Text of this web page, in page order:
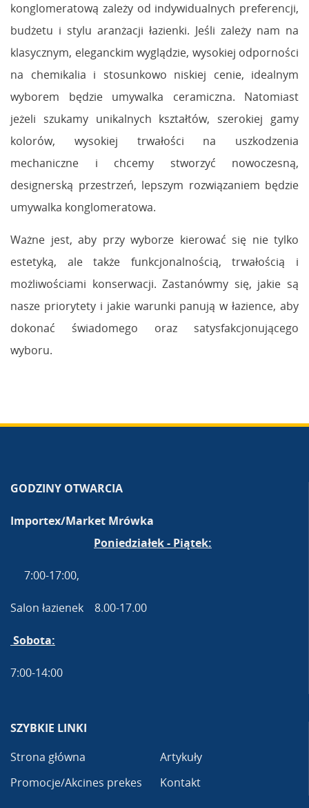
konglomeratową zależy od indywidualnych preferencji,
budżetu i stylu aranżacji łazienki. Jeśli zależy nam na
klasycznym, eleganckim wyglądzie, wysokiej odporności
na chemikalia i stosunkowo niskiej cenie, idealnym
wyborem będzie umywalka ceramiczna. Natomiast
jeżeli szukamy unikalnych kształtów, szerokiej gamy
kolorów, wysokiej trwałości na uszkodzenia
mechaniczne i chcemy stworzyć nowoczesną,
designerską przestrzeń, lepszym rozwiązaniem będzie
umywalka konglomeratowa.
Ważne jest, aby przy wyborze kierować się nie tylko
estetyką, ale także funkcjonalnością, trwałością i
możliwościami konserwacji. Zastanówmy się, jakie są
nasze priorytety i jakie warunki panują w łazience, aby
dokonać świadomego oraz satysfakcjonującego
wyboru.
GODZINY OTWARCIA
Importex/Market Mrówka
Poniedziałek - Piątek:
7:00-17:00,
Salon łazienek 8.00-17.00
Sobota:
7:00-14:00
SZYBKIE LINKI
Strona główna
Promocje/Akcines prekes
Artykuły
Kontakt